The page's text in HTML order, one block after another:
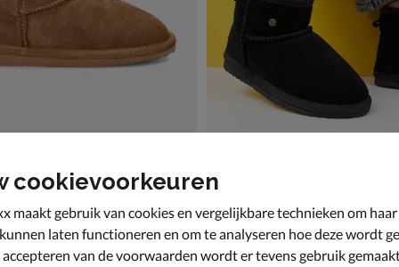
Australia Wallaby Warmbat Australia Wallaby
€ 79,99
79,99
cookievoorkeuren
maakt gebruik van cookies en vergelijkbare technieken om
laten functioneren en om te analyseren hoe deze wordt
van de voorwaarden wordt er tevens gebruik